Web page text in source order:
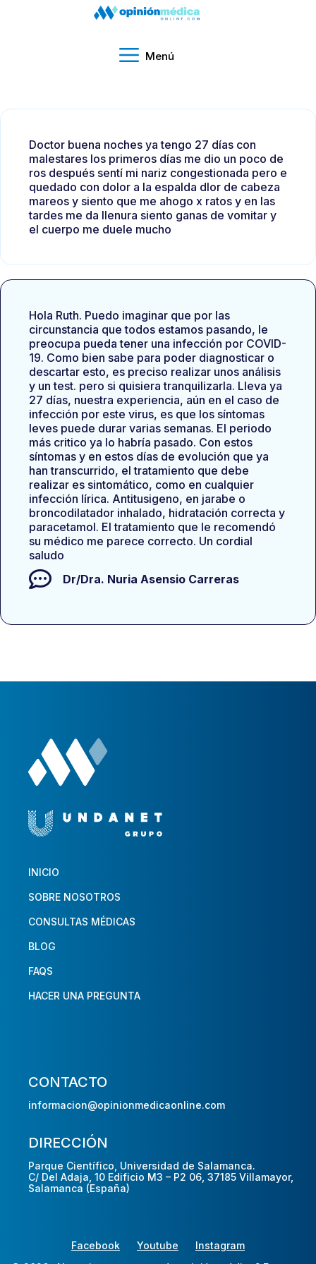
Menú
Doctor buena noches ya tengo 27 días con
malestares los primeros días me dio un poco de
ros después sentí mi nariz congestionada pero e
quedado con dolor a la espalda dlor de cabeza
mareos y siento que me ahogo x ratos y en las
tardes me da llenura siento ganas de vomitar y
el cuerpo me duele mucho
Hola Ruth. Puedo imaginar que por las
circunstancia que todos estamos pasando, le
preocupa pueda tener una infección por COVID-
19. Como bien sabe para poder diagnosticar o
descartar esto, es preciso realizar unos análisis
y un test. pero si quisiera tranquilizarla. Lleva ya
27 días, nuestra experiencia, aún en el caso de
infección por este virus, es que los síntomas
leves puede durar varias semanas. El periodo
más critico ya lo habría pasado. Con estos
síntomas y en estos días de evolución que ya
han transcurrido, el tratamiento que debe
realizar es sintomático, como en cualquier
infección lírica. Antitusigeno, en jarabe o
broncodilatador inhalado, hidratación correcta y
paracetamol. El tratamiento que le recomendó
su médico me parece correcto. Un cordial
saludo
Dr/Dra. Nuria Asensio Carreras
INICIO
SOBRE NOSOTROS
CONSULTAS MÉDICAS
BLOG
FAQS
HACER UNA PREGUNTA
CONTACTO
informacion@opinionmedicaonline.com
DIRECCIÓN
Parque Científico, Universidad de Salamanca.
C/ Del Adaja, 10 Edificio M3 – P2 06, 37185 Villamayor,
Salamanca (España)
Facebook Youtube
Instagram